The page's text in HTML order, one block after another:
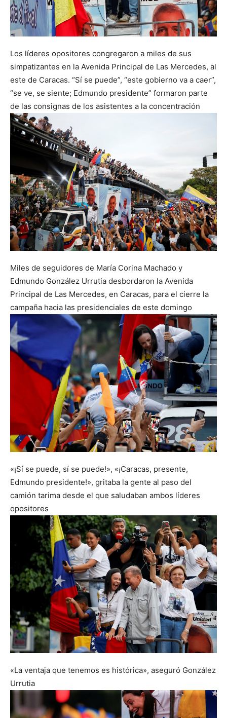
Los líderes opositores congregaron a miles de sus
simpatizantes en la Avenida Principal de Las Mercedes, al
este de Caracas. “Sí se puede”, “este gobierno va a caer”,
“se ve, se siente; Edmundo presidente” formaron parte
de las consignas de los asistentes a la concentración
Miles de seguidores de María Corina Machado y
Edmundo González Urrutia desbordaron la Avenida
Principal de Las Mercedes, en Caracas, para el cierre la
campaña hacia las presidenciales de este domingo
«¡Sí se puede, sí se puede!», «¡Caracas, presente,
Edmundo presidente!», gritaba la gente al paso del
camión tarima desde el que saludaban ambos líderes
opositores
«La ventaja que tenemos es histórica», aseguró González
Urrutia